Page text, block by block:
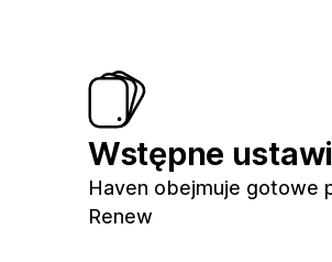
Wstępne
Haven obejmuje gotowe
Renew